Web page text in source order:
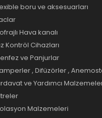
boru ve aksesuarları
Hava kanalı
Kontröl Cihazları
ve Panjurlar
, Difüzörler ,
ve Yardımcı
Malzemeleri